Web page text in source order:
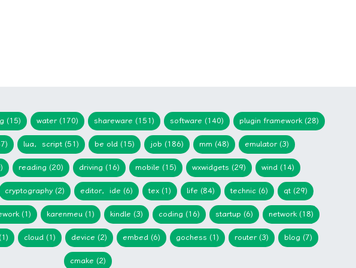
(15) water (170) shareware (151) software (140) plugin framework (28)
lua，script (51) be old (15) job (186) mm (48) emulator (3)
reading (20) driving (16) mobile (15) wxwidgets (29) wind (14)
cryptography (2) editor，ide (6) tex (1) life (84) technic (6) qt (29)
(1) karenmeu (1) kindle (3) coding (16) startup (6) network (18)
cloud (1) device (2) embed (6) gochess (1) router (3) blog (7)
cmake (2)